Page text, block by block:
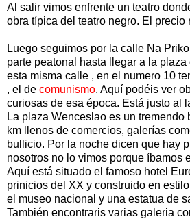
Al salir vimos enfrente un teatro
obra típica del teatro negro. El precio
Luego seguimos por la calle Na
parte peatonal hasta llegar a la
esta misma calle , en el numero 10
, el de comunismo. Aquí podéis ver
curiosas de esa época. Está justo al
La plaza Wenceslao es un tremendo
km llenos de comercios, galerías
bullicio. Por la noche dicen que hay
nosotros no lo vimos porque íbamos
Aquí está situado el famoso hotel
prinicios del XX y construido en
el museo nacional y una estatua de
También encontraris varias galeria